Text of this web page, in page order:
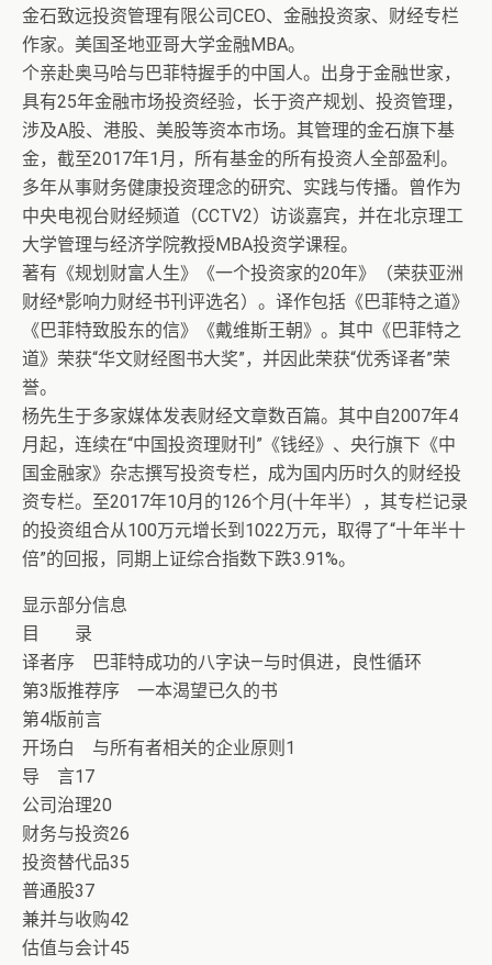
金石致远投资管理有限公司CEO、金融投资家、财经专栏
作家。美国圣地亚哥大学金融MBA。
个亲赴奥马哈与巴菲特握手的中国人。出身于金融世家，
具有25年金融市场投资经验，长于资产规划、投资管理，
涉及A股、港股、美股等资本市场。其管理的金石旗下基
金，截至2017年1月，所有基金的所有投资人全部盈利。
多年从事财务健康投资理念的研究、实践与传播。曾作为
中央电视台财经频道（CCTV2）访谈嘉宾，并在北京理工
大学管理与经济学院教授MBA投资学课程。
著有《规划财富人生》《一个投资家的20年》（荣获亚洲
财经*影响力财经书刊评选名）。译作包括《巴菲特之道》
《巴菲特致股东的信》《戴维斯王朝》。其中《巴菲特之
道》荣获“华文财经图书大奖”，并因此荣获“优秀译者”荣
誉。
杨先生于多家媒体发表财经文章数百篇。其中自2007年4
月起，连续在“中国投资理财刊”《钱经》、央行旗下《中
国金融家》杂志撰写投资专栏，成为国内历时久的财经投
资专栏。至2017年10月的126个月(十年半），其专栏记录
的投资组合从100万元增长到1022万元，取得了“十年半十
倍”的回报，同期上证综合指数下跌3.91%。
显示部分信息
目 录
译者序 巴菲特成功的八字诀—与时俱进，良性循环
第3版推荐序 一本渴望已久的书
第4版前言
开场白 与所有者相关的企业原则1
导 言17
公司治理20
财务与投资26
投资替代品35
普通股37
兼并与收购42
估值与会计45